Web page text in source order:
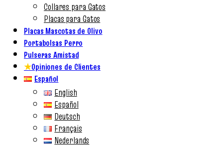
Collares para Gatos
Placas para Gatos
Placas Mascotas de Olivo
Portabolsas Perro
Pulseras Amistad
★Opiniones de Clientes
Español
English
Español
Deutsch
Français
Nederlands